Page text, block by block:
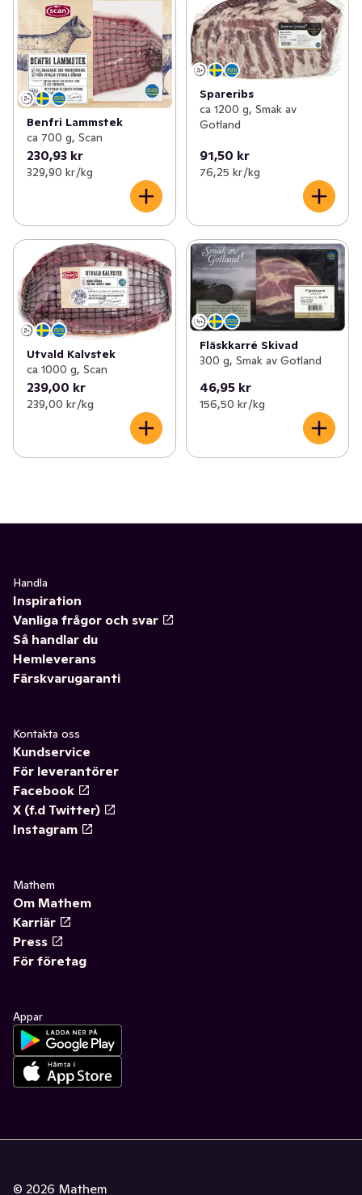
Benfri Lammstek
ca 700 g, Scan
230,93 kr
329,90 kr /kg
Spareribs
ca 1200 g, Smak av
Gotland
91,50 kr
76,25 kr /kg
Utvald Kalvstek
ca 1000 g, Scan
239,00 kr
239,00 kr /kg
Fläskkarré Skivad
300 g, Smak av Gotland
46,95 kr
156,50 kr /kg
Handla
Inspiration
Vanliga frågor och svar
Så handlar du
Hemleverans
Färskvarugaranti
Kontakta oss
Kundservice
För leverantörer
Facebook
X (f.d Twitter)
Instagram
Mathem
Om Mathem
Karriär
Press
För företag
Appar
© 2026 Mathem